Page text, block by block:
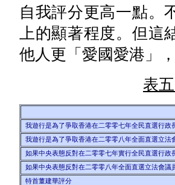
自我評分更高一點。
上的顯著程度。但
他人更「愛國愛港」
表
我遊行是為了爭取香港在二零零七年全民直選行政
我遊行是為了爭取香港在二零零八年全面直選立法
如果中央表態反對在二零零七年實行全民直選行政
如果中央表態反對在二零零八年全面直選立法會議
特首董建華評分